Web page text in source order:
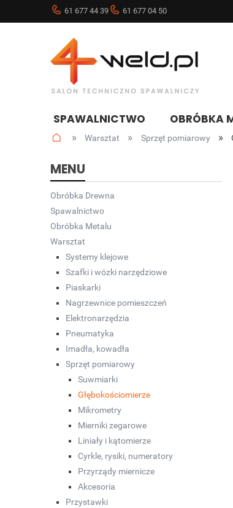
SPAWALNICTWO OBRÓBKA
NOWOŚCI
BLOG
» Warsztat » Sprzęt pomiarowy »
61 677 44 39 61 677 04 50
MENU
Obróbka Drewna
Spawalnictwo
Obróbka Metalu
Warsztat
Systemy klejowe
Szafki i wózki narzędziowe
Piaskarki
Nagrzewnice pomieszczeń
Elektronarzędzia
Pneumatyka
Imadła, kowadła
Sprzęt pomiarowy
Suwmiarki
Głębokościomierze
Mikrometry
Mierniki zegarowe
Liniały i kątomierze
Cyrkle, rysiki, numeratory
Przyrządy miernicze
Akcesoria
Przystawki